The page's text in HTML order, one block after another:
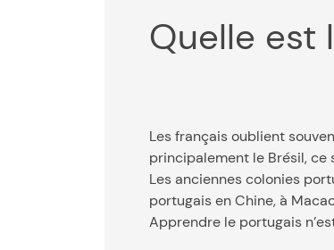
Quelle
Les français oublient
principalement le Brésil,
Les anciennes colonies
portugais en Chine, à
Apprendre le portugais